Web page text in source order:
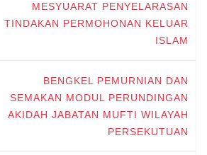
MESYUARAT PENYELARASAN
TINDAKAN PERMOHONAN KELUAR
ISLAM
BENGKEL PEMURNIAN DAN
SEMAKAN MODUL PERUNDINGAN
AKIDAH JABATAN MUFTI WILAYAH
PERSEKUTUAN